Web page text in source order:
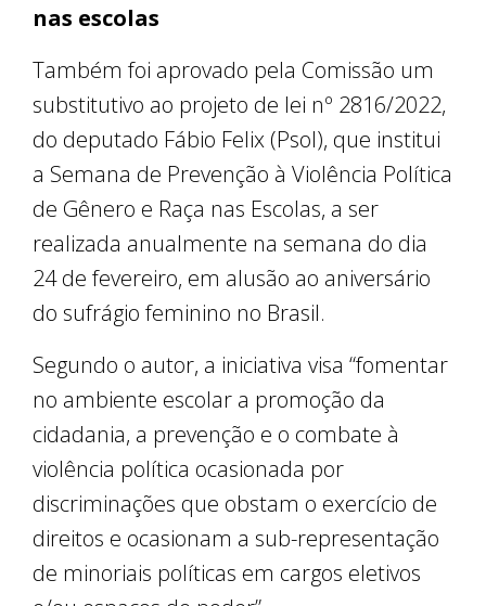
nas escolas
Também foi aprovado pela Comissão um
substitutivo ao projeto de lei nº 2816/2022,
do deputado Fábio Felix (Psol), que institui
a Semana de Prevenção à Violência Política
de Gênero e Raça nas Escolas, a ser
realizada anualmente na semana do dia
24 de fevereiro, em alusão ao aniversário
do sufrágio feminino no Brasil.
Segundo o autor, a iniciativa visa “fomentar
no ambiente escolar a promoção da
cidadania, a prevenção e o combate à
violência política ocasionada por
discriminações que obstam o exercício de
direitos e ocasionam a sub-representação
de minoriais políticas em cargos eletivos